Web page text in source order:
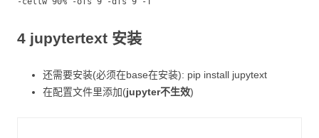
4 jupytertext 安装
还需要安装(必须在base在安装): pip install jupytext
在配置文件里添加(jupyter不生效)